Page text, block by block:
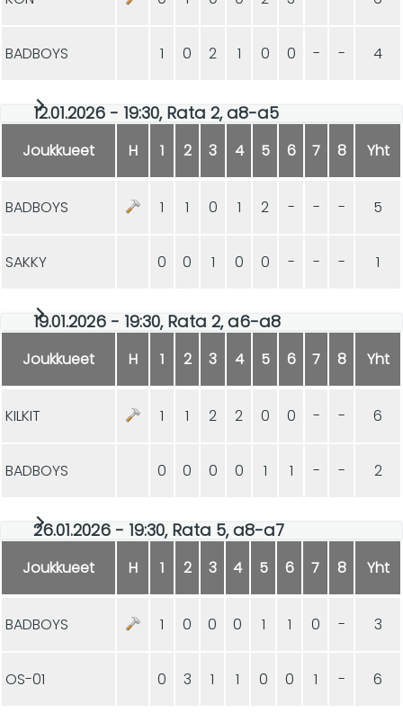
BADBOYS 1 0 2 1 0 0 - - 4
12.01.2026 - 19:30, Rata 2, a8-a5
Joukkueet H 1 2 3 4 5 6 7 8 Yht
BADBOYS 1 1 0 1 2 - - - 5
SAKKY 0 0 1 0 0 - - - 1
19.01.2026 - 19:30, Rata 2, a6-a8
Joukkueet H 1 2 3 4 5 6 7 8 Yht
KILKIT 1 1 2 2 0 0 - - 6
BADBOYS 0 0 0 0 1 1 - - 2
26.01.2026 - 19:30, Rata 5, a8-a7
Joukkueet H 1 2 3 4 5 6 7 8 Yht
BADBOYS 1 0 0 0 1 1 0 - 3
OS-01 0 3 1 1 0 0 1 - 6